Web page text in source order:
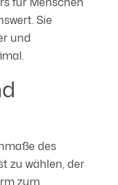
Sie
und
des
zu wählen, der
zum